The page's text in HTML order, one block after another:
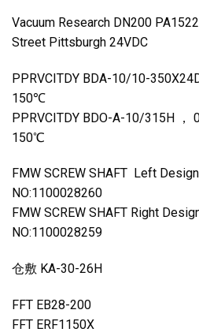
Vacuum Research DN200
Street Pittsburgh 24VDC
PPRVCITDY BDA-10/10-
150℃
PPRVCITDY BDO-A-10/315H ，
150℃
FMW SCREW SHAFT Left
NO:1100028260
FMW SCREW SHAFT Right
NO:1100028259
仓敷 KA-30-26H
FFT EB28-200
FFT ERF1150X